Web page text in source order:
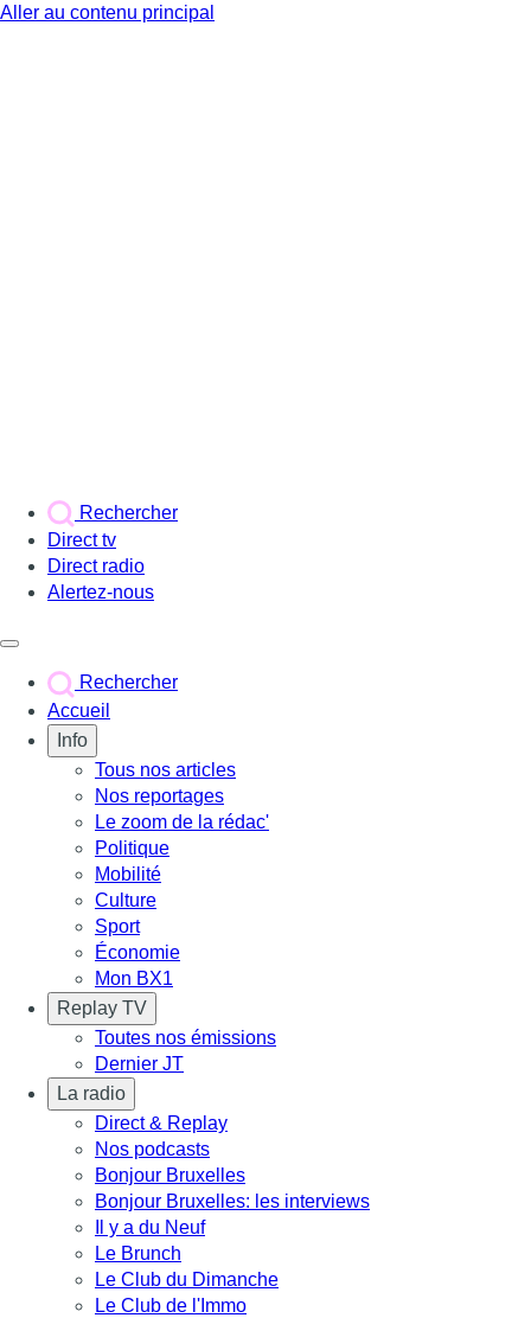
Aller au contenu principal
Rechercher
Direct tv
Direct radio
Alertez-nous
Rechercher
Accueil
Info
Tous nos articles
Nos reportages
Le zoom de la rédac'
Politique
Mobilité
Culture
Sport
Économie
Mon BX1
Replay TV
Toutes nos émissions
Dernier JT
La radio
Direct & Replay
Nos podcasts
Bonjour Bruxelles
Bonjour Bruxelles: les interviews
Il y a du Neuf
Le Brunch
Le Club du Dimanche
Le Club de l'Immo